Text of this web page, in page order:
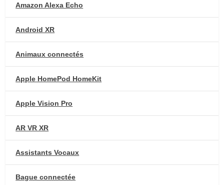
Amazon Alexa Echo
Android XR
Animaux connectés
Apple HomePod HomeKit
Apple Vision Pro
AR VR XR
Assistants Vocaux
Bague connectée